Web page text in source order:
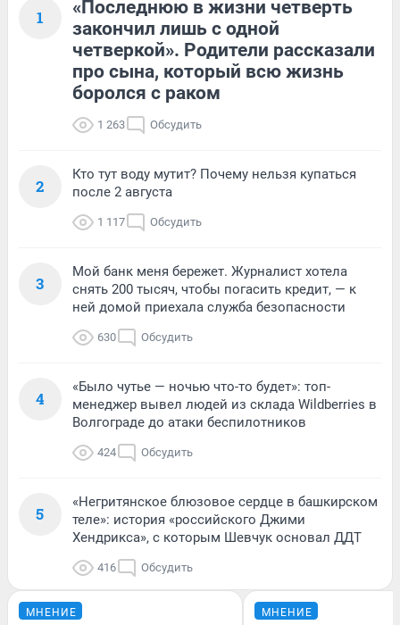
1
«Последнюю в жизни четверть
закончил лишь с одной
четверкой». Родители рассказали
про сына, который всю жизнь
боролся с раком
1 263 Обсудить
2
Кто тут воду мутит? Почему нельзя купаться
после 2 августа
1 117 Обсудить
3
Мой банк меня бережет. Журналист хотела
снять 200 тысяч, чтобы погасить кредит, — к
ней домой приехала служба безопасности
630 Обсудить
4
«Было чутье — ночью что-то будет»: топ-
менеджер вывел людей из склада Wildberries в
Волгограде до атаки беспилотников
424 Обсудить
5
«Негритянское блюзовое сердце в башкирском
теле»: история «российского Джими
Хендрикса», с которым Шевчук основал ДДТ
416 Обсудить
МНЕНИЕ МНЕНИЕ